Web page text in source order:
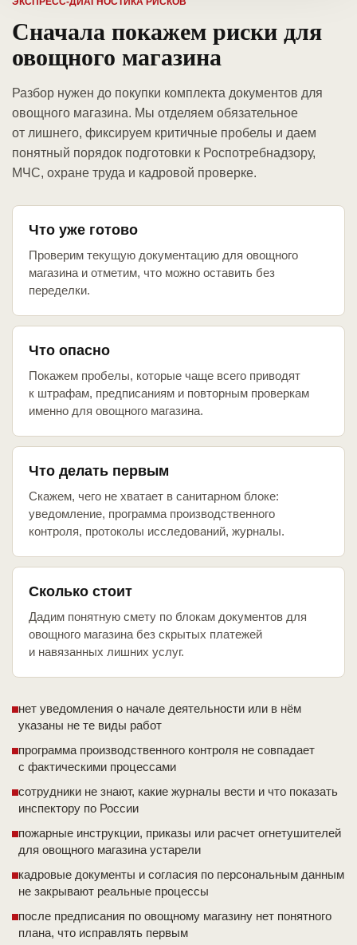
Сначала покажем риски для
овощного магазина
Разбор нужен до покупки комплекта документов для
овощного магазина. Мы отделяем обязательное
от лишнего, фиксируем критичные пробелы и даем
понятный порядок подготовки к Роспотребнадзору,
МЧС, охране труда и кадровой проверке.
Что уже готово
Проверим текущую документацию для овощного
магазина и отметим, что можно оставить без
переделки.
Что опасно
Покажем пробелы, которые чаще всего приводят
к штрафам, предписаниям и повторным проверкам
именно для овощного магазина.
Что делать первым
Скажем, чего не хватает в санитарном блоке:
уведомление, программа производственного
контроля, протоколы исследований, журналы.
Сколько стоит
Дадим понятную смету по блокам документов для
овощного магазина без скрытых платежей
и навязанных лишних услуг.
нет уведомления о начале деятельности или в нём
указаны не те виды работ
программа производственного контроля не совпадает
с фактическими процессами
сотрудники не знают, какие журналы вести и что показать
инспектору по России
пожарные инструкции, приказы или расчет огнетушителей
для овощного магазина устарели
кадровые документы и согласия по персональным данным
не закрывают реальные процессы
после предписания по овощному магазину нет понятного
плана, что исправлять первым